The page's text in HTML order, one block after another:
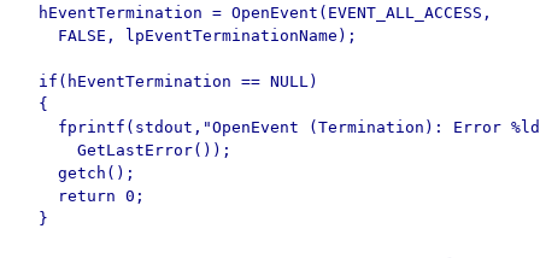
  hEventTermination = OpenEvent(EVENT_ALL_ACCESS,
    FALSE, lpEventTerminationName);
  if(hEventTermination == NULL)
  {
fprintf(stdout,"OpenEvent (Termination): Error
      GetLastError());
    getch();
    return 0;
  }